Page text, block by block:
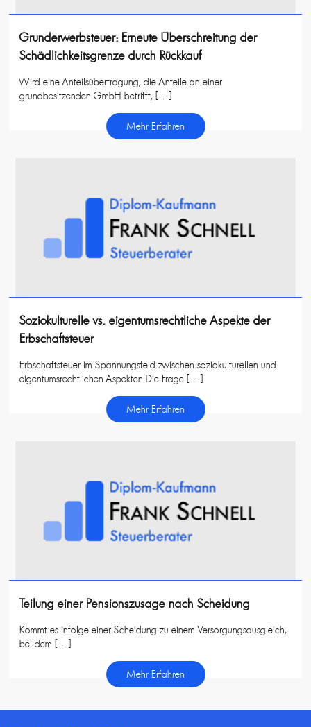
Grunderwerbsteuer: Erneute Überschreitung der
Schädlichkeitsgrenze durch Rückkauf
Wird eine Anteilsübertragung, die Anteile an einer
grundbesitzenden GmbH betrifft, […]
Mehr Erfahren
Soziokulturelle vs. eigentumsrechtliche Aspekte der
Erbschaftsteuer
Erbschaftsteuer im Spannungsfeld zwischen soziokulturellen und
eigentumsrechtlichen Aspekten Die Frage […]
Mehr Erfahren
Teilung einer Pensionszusage nach Scheidung
Kommt es infolge einer Scheidung zu einem Versorgungsausgleich,
bei dem […]
Mehr Erfahren